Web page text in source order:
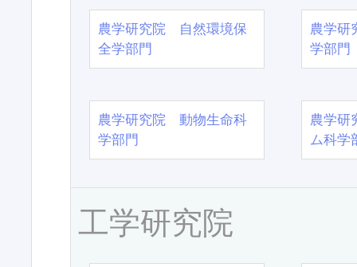
農学研究院 自然環境保
全学部門
農学
学部門
農学研究院 動物生命科
学部門
農学
ム科学
工学研究院